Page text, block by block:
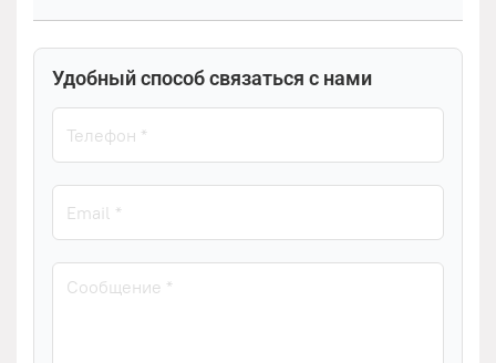
Удобный способ связаться с нами